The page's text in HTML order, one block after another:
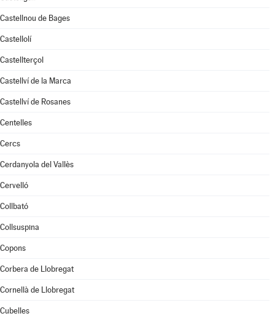
Castellnou de Bages
Castellolí
Castellterçol
Castellví de la Marca
Castellví de Rosanes
Centelles
Cercs
Cerdanyola del Vallès
Cervelló
Collbató
Collsuspina
Copons
Corbera de Llobregat
Cornellà de Llobregat
Cubelles